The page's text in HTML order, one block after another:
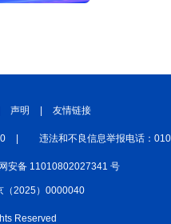
声明 | 友情链接
| 违法和不良信息举报电话：
安备 11010802027341 号
（2025）0000040
Reserved